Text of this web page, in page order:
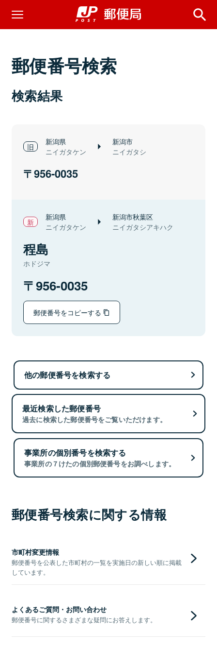
郵便番号検索
検索結果
新潟県
ニイガタケン
新潟市
ニイガタシ
956-0035
新潟県
ニイガタケン
新潟市秋葉区
ニイガタシアキハク
程島
ホドジマ
956-0035
郵便番号をコピーする
他の郵便番号を検索する
最近検索した郵便番号
過去に検索した郵便番号をご覧いただけます。
事業所の個別番号を検索する
事業所の７けたの個別郵便番号をお調べします。
郵便番号検索に関する情報
市町村変更情報
郵便番号を公表した市町村の一覧を実施日の新しい順に掲載
しています。
よくあるご質問・お問い合わせ
郵便番号に関するさまざまな疑問にお答えします。